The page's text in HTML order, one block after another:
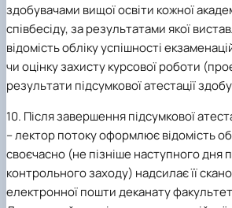
здобувачами вищої освіти кожної
співбесіду, за результатами якої
відомість обліку успішності
чи оцінку захисту курсової роботи
результати підсумкової атестації
10. Після завершення підсумкової
– лектор потоку оформлює відомість
своєчасно (не пізніше наступного дня
контрольного заходу) надсилає її
електронної пошти деканату